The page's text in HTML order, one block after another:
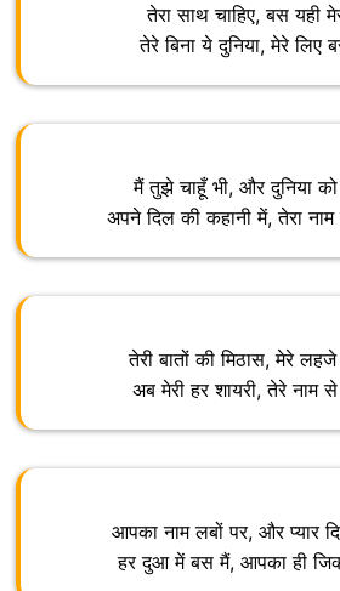
तेरा साथ चाहिए, बस यही
तेरे बिना ये दुनिया, मेरे लिए
मैं तुझे चाहूँ भी, और दुनिया को
अपने दिल की कहानी में, तेरा नाम
तेरी बातों की मिठास, मेरे
अब मेरी हर शायरी, तेरे नाम
आपका नाम लबों पर, और प्यार
हर दुआ में बस मैं, आपका ही